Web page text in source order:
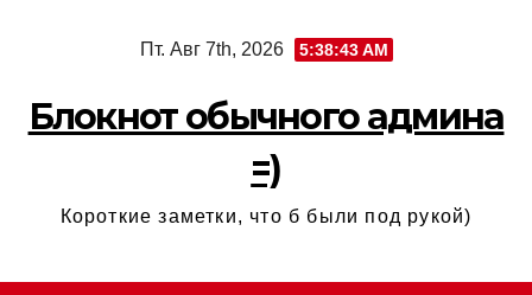
Пт. Авг 7th, 2026 5:38:44 AM
Блокнот обычного админа
=)
Короткие заметки, что б были под рукой)